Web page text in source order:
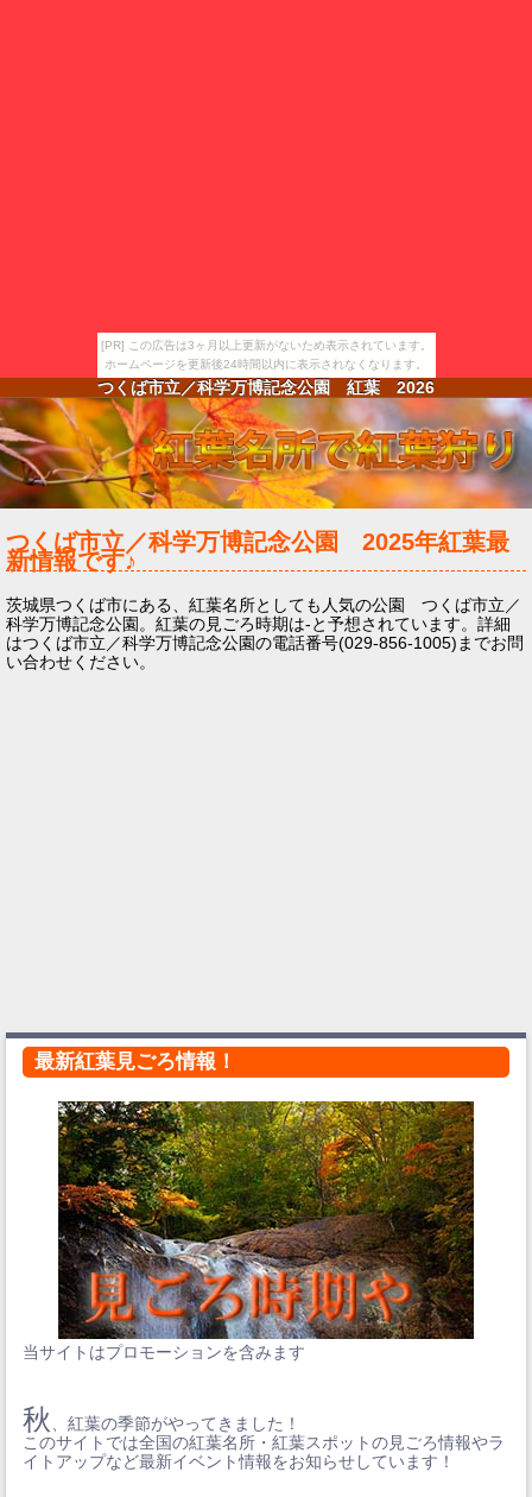
[PR] この広告は3ヶ月以上更新がないため表示されています。
ホームページを更新後24時間以内に表示されなくなります。
つくば市立／科学万博記念公園 紅葉 2026
つくば市立／科学万博記念公園 2025年紅葉最
新情報です♪
茨城県つくば市にある、紅葉名所としても人気の公園 つくば市立／
科学万博記念公園。紅葉の見ごろ時期は-と予想されています。詳細
はつくば市立／科学万博記念公園の電話番号(029-856-1005)までお問
い合わせください。
最新紅葉見ごろ情報！
当サイトはプロモーションを含みます
秋
、紅葉の季節がやってきました！
このサイトでは全国の紅葉名所・紅葉スポットの見ごろ情報やラ
イトアップなど最新イベント情報をお知らせしています！